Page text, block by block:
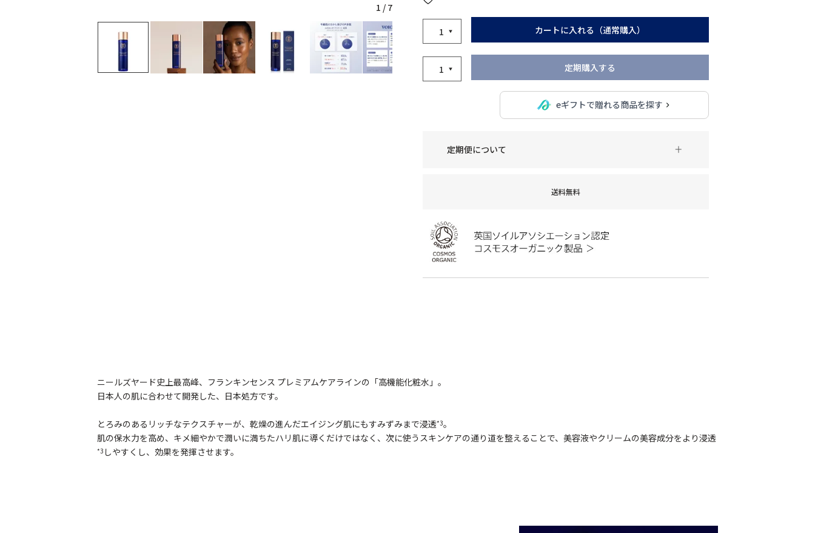
1 / 7
カートに入れる（通常購入）
定期購入する
eギフトで贈れる商品を探す
定期便について
送料無料
ニールズヤード史上最高峰、フランキンセンス プレミアムケアラインの「高機能化粧水」。
日本人の肌に合わせて開発した、日本処方です。
とろみのあるリッチなテクスチャーが、乾燥の進んだエイジング肌にもすみずみまで浸透*3。
肌の保水力を高め、キメ細やかで潤いに満ちたハリ肌に導くだけではなく、次に使うスキンケアの通り道を整えることで、美容液やクリームの美容成分をより浸透
*3 しやすくし、効果を発揮させます。